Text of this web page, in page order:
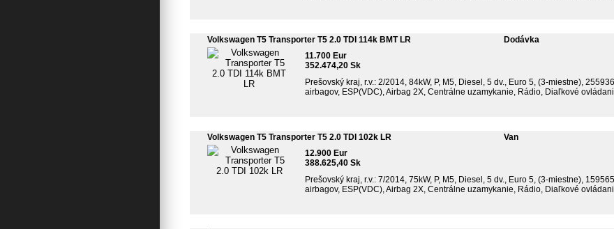
Volkswagen T5 Transporter T5 2.0 TDI 114k BMT LR Dodávka
11.700 Eur
352.474,20 Sk
Prešovský kraj, r.v.: 2/2014, 84kW, P, M5, Diesel, 5 dv., Euro 5, (3-miestne),
airbagov, ESP(VDC), Airbag 2X, Centrálne uzamykanie, Rádio, Diaľkové
Volkswagen T5 Transporter T5 2.0 TDI 102k LR Van
12.900 Eur
388.625,40 Sk
Prešovský kraj, r.v.: 7/2014, 75kW, P, M5, Diesel, 5 dv., Euro 5, (3-miestne),
airbagov, ESP(VDC), Airbag 2X, Centrálne uzamykanie, Rádio, Diaľkové